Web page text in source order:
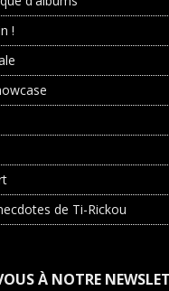
!
de Ti-Rickou
À NOTRE